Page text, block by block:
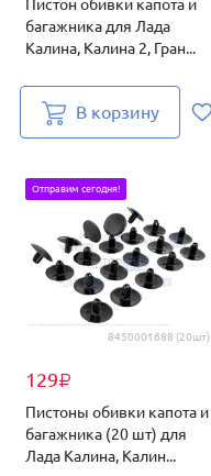
Пистон обивки капота и
багажника для Лада
Калина, Калина 2, Гран...
В корзину
8450001688 (20шт)
129₽
Отправим сегодня!
Пистоны обивки капота и
багажника (20 шт) для
Лада Калина, Калин...